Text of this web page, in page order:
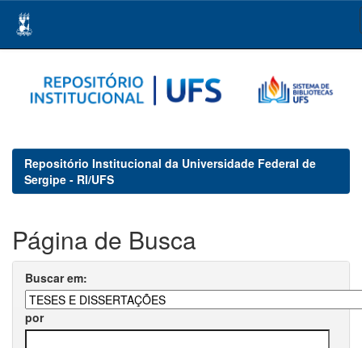
navigation
Repositório Institucional da Universidade Federal de
Sergipe - RI/UFS
Página de Busca
Buscar em:
por